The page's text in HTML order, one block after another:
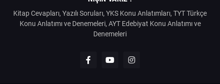
Kitap Cevapları, Yazılı Soruları, YKS Konu Anlatımları, TYT Türkçe
Konu Anlatımı ve Denemeleri, AYT Edebiyat Konu Anlatımı ve
Denemeleri